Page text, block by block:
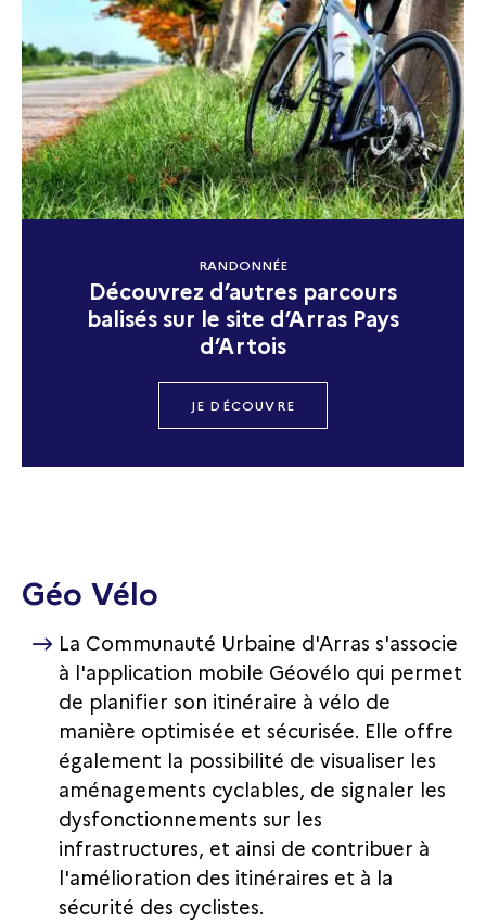
RANDONNÉE
Découvrez d’autres parcours
balisés sur le site d’Arras Pays
d’Artois
JE DÉCOUVRE
Géo Vélo
La Communauté Urbaine d'Arras s'associe
à l'application mobile Géovélo qui permet
de planifier son itinéraire à vélo de
manière optimisée et sécurisée. Elle offre
également la possibilité de visualiser les
aménagements cyclables, de signaler les
dysfonctionnements sur les
infrastructures, et ainsi de contribuer à
l'amélioration des itinéraires et à la
sécurité des cyclistes.